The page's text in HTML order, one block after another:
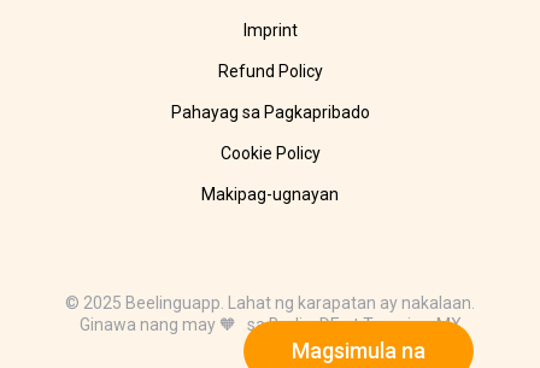
Magsimula na
Imprint
Refund Policy
Pahayag sa Pagkapribado
Cookie Policy
Makipag-ugnayan
© 2025 Beelinguapp. Lahat ng karapatan ay nakalaan.
Ginawa nang may 🧡 sa Berlin, DE at Tampico, MX